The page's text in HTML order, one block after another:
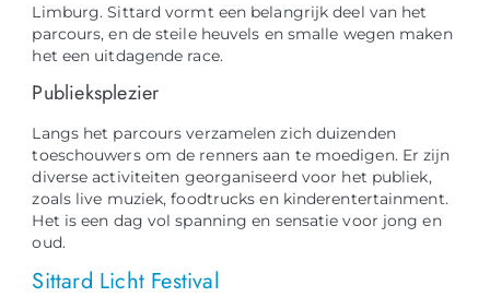
Limburg. Sittard vormt een belangrijk deel van het
parcours, en de steile heuvels en smalle wegen maken
het een uitdagende race.
Publieksplezier
Langs het parcours verzamelen zich duizenden
toeschouwers om de renners aan te moedigen. Er zijn
diverse activiteiten georganiseerd voor het publiek,
zoals live muziek, foodtrucks en kinderentertainment.
Het is een dag vol spanning en sensatie voor jong en
oud.
Sittard Licht Festival